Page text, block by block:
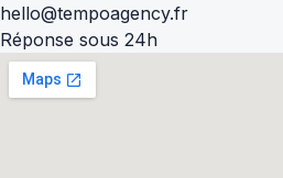
hello@tempoagency.fr
Réponse sous 24h